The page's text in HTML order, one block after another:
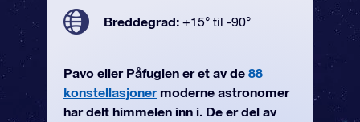
Breddegrad: +15° til -90°
Pavo eller Påfuglen er et av de 88
konstellasjonermoderne astronomer
har delt himmelen inn i. De er del av